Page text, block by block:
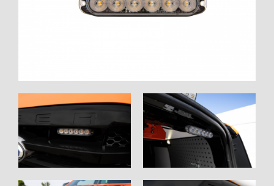
WORK SYSTEM BRÜSSEL
WORK SYSTEM WORK SYSTEM BRÜGGE